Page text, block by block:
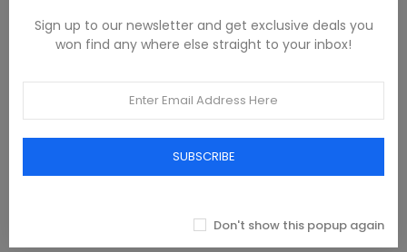
DESCRIPTION
97% Cotone, 3% Elastan
Sign up to our newsletter and get exclusive deals you
won find any where else straight to your inbox!
SUBSCRIBE
Don't show this popup again